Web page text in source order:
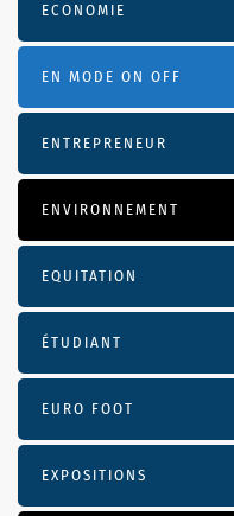
ECONOMIE
EN MODE ON OFF
ENTREPRENEUR
ENVIRONNEMENT
EQUITATION
ÉTUDIANT
EURO FOOT
EXPOSITIONS